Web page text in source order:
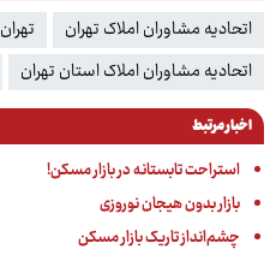
اتحادیه مشاوران املاک تهران تهران
اتحادیه مشاوران املاک استان تهران
اخبار مرتبط
استراحت تابستانه در بازار مسکن!
بازار بدون هیجان نوروزی
چشم‌انداز تاریک بازار مسکن